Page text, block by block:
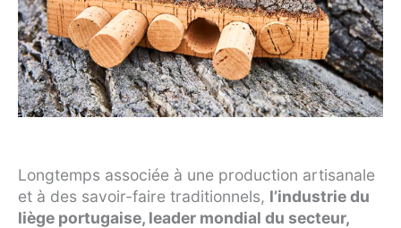
Longtemps associée à une production artisanale
et à des savoir-faire traditionnels, l’industrie du
liège portugaise, leader mondial du secteur,